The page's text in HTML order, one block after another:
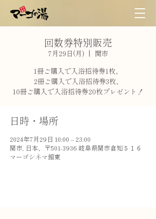
回数券特別販売
7月29日(月)
  |
関市
1冊ご購入で入浴招待券1枚、
2冊ご購入で入浴招待券3枚、
10冊ご購入で入浴招待券20枚プレゼント！
日時・場所
2024年7月29日 10:00 – 23:00
関市, 日本、〒501-3936 岐阜県関市倉知５１６
マーゴシネマ館東